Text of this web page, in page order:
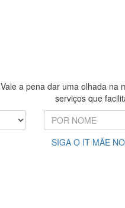
Vale a pena dar uma olhada na
serviços que
SIGA O IT MÃE